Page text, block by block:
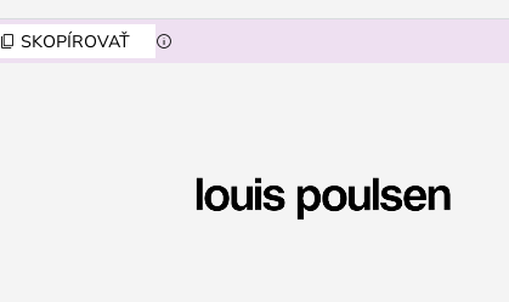
SKOPÍROVAŤ